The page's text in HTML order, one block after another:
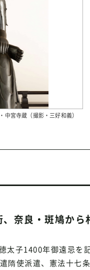
宮寺蔵（撮影・三好和義）
奈良・斑鳩から
子1400年御遠忌を
隋使派遣、憲法十七